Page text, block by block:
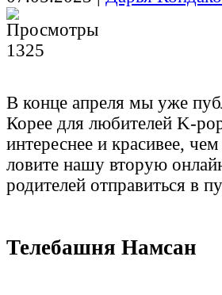
1325
В конце апреля мы уже
Корее для любителей K-
интереснее и красивее,
ловите нашу вторую
родителей отправиться в
Телебашня Намсан